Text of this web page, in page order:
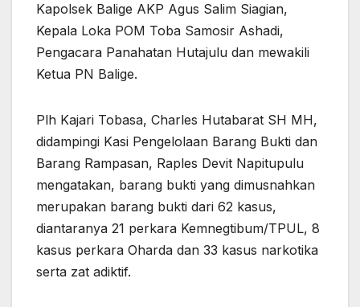
Kapolsek Balige AKP Agus Salim Siagian,
Kepala Loka POM Toba Samosir Ashadi,
Pengacara Panahatan Hutajulu dan mewakili
Ketua PN Balige.
Plh Kajari Tobasa, Charles Hutabarat SH MH,
didampingi Kasi Pengelolaan Barang Bukti dan
Barang Rampasan, Raples Devit Napitupulu
mengatakan, barang bukti yang dimusnahkan
merupakan barang bukti dari 62 kasus,
diantaranya 21 perkara Kemnegtibum/TPUL, 8
kasus perkara Oharda dan 33 kasus narkotika
serta zat adiktif.